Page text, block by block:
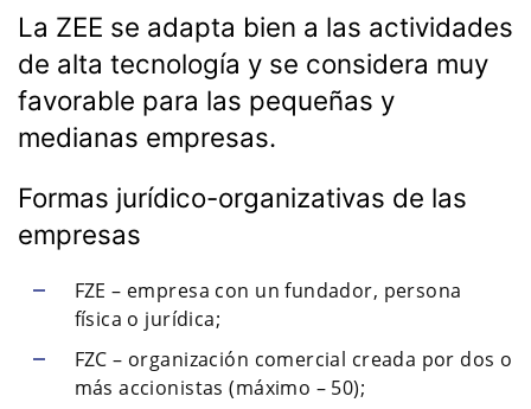
La ZEE se adapta bien a las actividades
de alta tecnología y se considera muy
favorable para las pequeñas y
medianas empresas.
Formas jurídico-organizativas de las
empresas
FZE – empresa con un fundador, persona
física o jurídica;
FZC – organización comercial creada por dos o
más accionistas (máximo – 50);